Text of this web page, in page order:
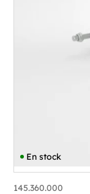
En stock
145.360.000